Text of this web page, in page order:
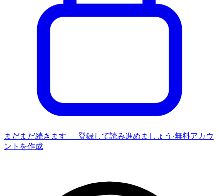
まだまだ続きます — 登録して読み進めましょう ·無料アカウ
ントを作成